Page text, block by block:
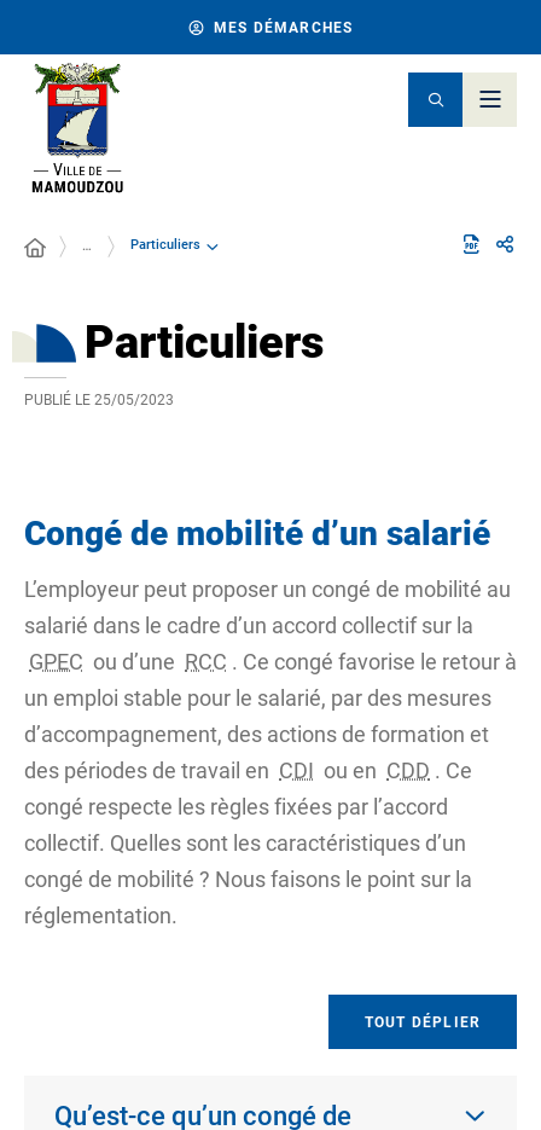
MES DÉMARCHES
… Particuliers
Particuliers
PUBLIÉ LE 25/05/2023
Congé de mobilité d’un salarié
L’employeur peut proposer un congé de mobilité au
salarié dans le cadre d’un accord collectifsur la
GPEC ou d’une RCC . Ce congé favorise le retour à
un emploi stable pour le salarié, par des mesures
d’accompagnement, des actions de formation et
des périodes de travail en CDI ou en CDD . Ce
congé respecte les règles fixées par l’accord
collectif. Quelles sont les caractéristiques d’un
congé de mobilité ? Nous faisons le point sur la
réglementation.
TOUT DÉPLIER
Qu’est-ce qu’un congé de